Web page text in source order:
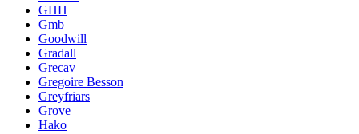
GHH
Gmb
Goodwill
Gradall
Grecav
Gregoire Besson
Greyfriars
Grove
Hako